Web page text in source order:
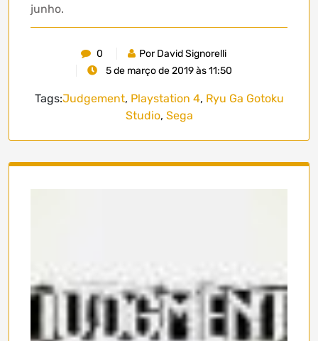
junho.
0
Por David Signorelli
5 de março de 2019 às 11:50
Tags:Judgement, Playstation 4, Ryu Ga Gotoku
Studio, Sega